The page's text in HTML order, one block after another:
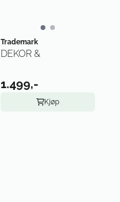
Trademark
DEKOR &
1.499,-
Kjøp